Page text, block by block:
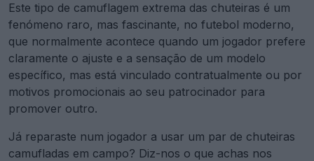
Este tipo de camuflagem extrema das chuteiras é um
fenómeno raro, mas fascinante, no futebol moderno,
que normalmente acontece quando um jogador prefere
claramente o ajuste e a sensação de um modelo
específico, mas está vinculado contratualmente ou por
motivos promocionais ao seu patrocinador para
promover outro.
Já reparaste num jogador a usar um par de chuteiras
camufladas em campo? Diz-nos o que achas nos